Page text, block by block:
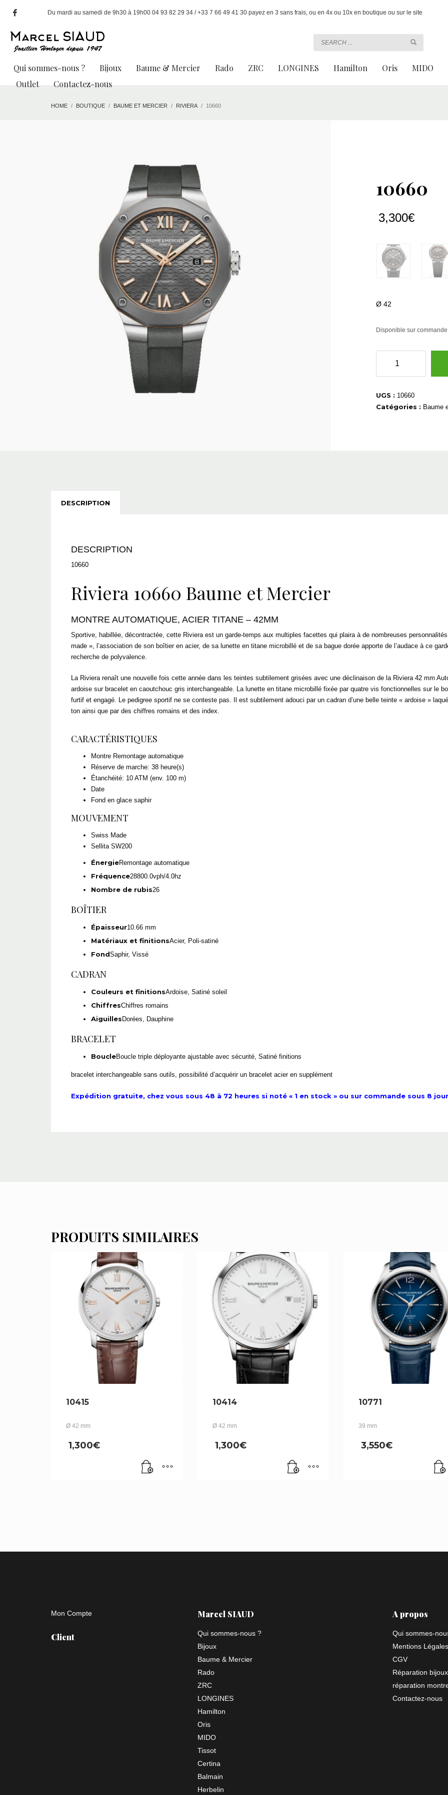
Du mardi au samedi de 9h30 à 19h00 04 93 82 29 34 / +33 7 66 49 41 30 payez en 3 sans frais, ou en 4x ou 10x en boutique ou sur le site
Qui sommes-nous ? Bijoux Baume & Mercier Rado ZRC LONGINES Hamilton Oris
MIDO
Outlet
Contactez-nous
HOME BOUTIQUE BAUME ET MERCIER RIVIERA 10660
10660
3,300€
Ø 42
Disponible sur commande
10660
UGS : 10660
Catégories : Baume
DESCRIPTION
DESCRIPTION
10660
Riviera 10660 Baume et Mercier
MONTRE AUTOMATIQUE, ACIER TITANE – 42MM
Sportive, habillée, décontractée, cette Riviera est un garde-temps aux multiples facettes qui plaira à de nombreuses
made », l’association de son boîtier en acier, de sa lunette en titane microbillé et de sa bague dorée apporte de l’audace à ce
recherche de polyvalence.
La Riviera renaît une nouvelle fois cette année dans les teintes subtilement grisées avec une déclinaison de la Riviera 42 mm
ardoise sur bracelet en caoutchouc gris interchangeable. La lunette en titane microbillé fixée par quatre vis fonctionnelles sur le
furtif et engagé. Le pedigree sportif ne se conteste pas. Il est subtilement adouci par un cadran d’une belle teinte « ardoise »
ton ainsi que par des chiffres romains et des index.
CARACTÉRISTIQUES
Montre Remontage automatique
Réserve de marche: 38 heure(s)
Étanchéité: 10 ATM (env. 100 m)
Date
Fond en glace saphir
MOUVEMENT
Swiss Made
Sellita SW200
ÉnergieRemontage automatique
Fréquence28800.0vph/4.0hz
Nombre de rubis26
BOÎTIER
Épaisseur10.66 mm
Matériaux et finitionsAcier, Poli-satiné
FondSaphir, Vissé
CADRAN
Couleurs et finitionsArdoise, Satiné soleil
ChiffresChiffres romains
Aiguilles Dorées, Dauphine
BRACELET
BoucleBoucle triple déployante ajustable avec sécurité, Satiné finitions
bracelet interchangeable sans outils, possibilité d’acquérir un bracelet acier en supplément
Expédition gratuite, chez vous sous 48 à 72 heures si noté « 1 en stock » ou sur commande sous 8
PRODUITS SIMILAIRES
10415
Ø 42 mm
1,300€
10414
Ø 42 mm
1,300€
10771
39 mm
3,550€
Mon Compte
Client
Marcel SIAUD
Qui sommes-nous ?
Bijoux
Baume & Mercier
Rado
ZRC
LONGINES
Hamilton
Oris
MIDO
Tissot
Certina
Balmain
Herbelin
A propos
Qui sommes-
Mentions Légales
CGV
Réparation
réparation
Contactez-nous